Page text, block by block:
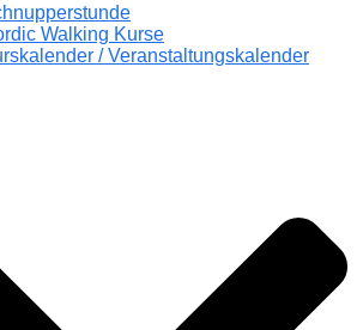
Walking Kurse
/ Veranstaltungskalender